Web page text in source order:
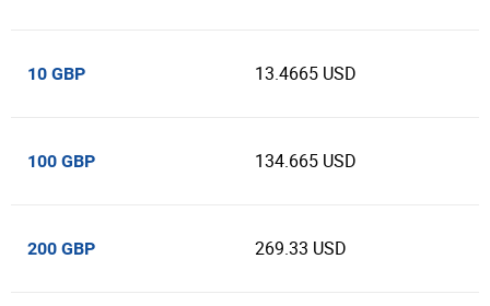
10 GBP 13.4665 USD
100 GBP 134.665 USD
200 GBP 269.33 USD